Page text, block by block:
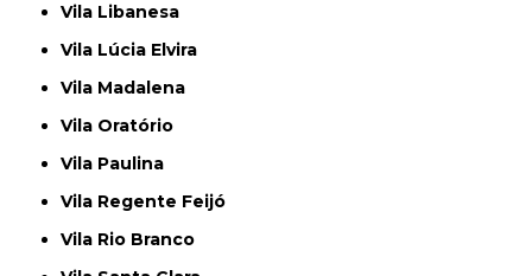
Vila Libanesa
Vila Lúcia Elvira
Vila Madalena
Vila Oratório
Vila Paulina
Vila Regente Feijó
Vila Rio Branco